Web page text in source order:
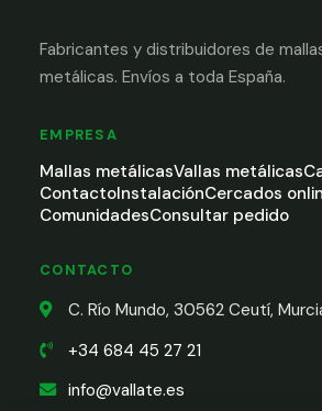
Fabricantes y distribuidores de
metálicas. Envíos a toda España.
EMPRESA
Mallas metálicasVallas metálicas
ContactoInstalaciónCercados
ComunidadesConsultar pedido
CONTACTO
C. Río Mundo, 30562 Ceutí,
+34 684 45 27 21
info@vallate.es